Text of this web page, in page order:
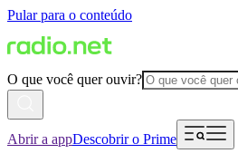
Pular para o conteúdo
O que você quer ouvir?
Abrir a appDescobrir o Prime